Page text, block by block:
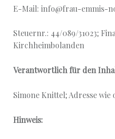
E-Mail: info@frau-emmis-
Steuernr.: 44/089/31023;
Kirchheimbolanden
Verantwortlich für den
Simone Knittel; Adresse wie
Hinweis: